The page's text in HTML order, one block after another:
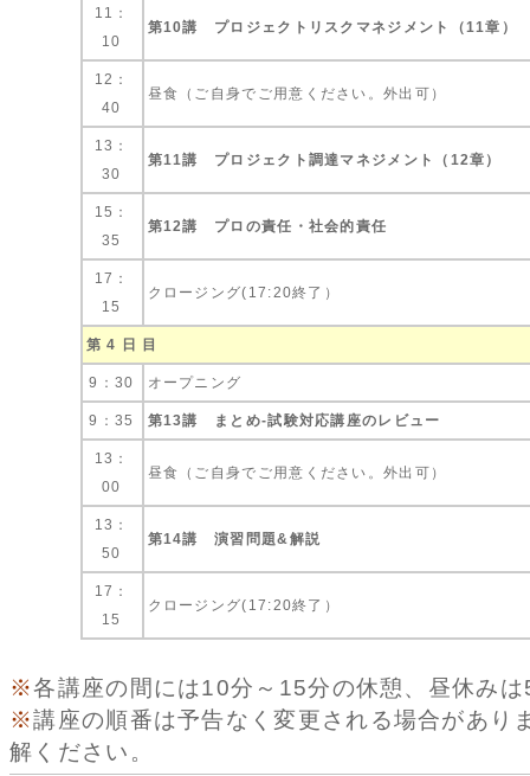
11：
10
第10講 プロジェクトリスクマネジメント（11章）
12：
40
昼食（ご自身でご用意ください。外出可）
13：
30
第11講 プロジェクト調達マネジメント（12章）
15：
35
第12講 プロの責任・社会的責任
17：
15
クロージング(17:20終了）
第 4 日 目
9：30 オープニング
9：35 第13講 まとめ-試験対応講座のレビュー
13：
00
昼食（ご自身でご用意ください。外出可）
13：
50
第14講 演習問題&解説
17：
15
クロージング(17:20終了）
※各講座の間には10分～15分の休憩、昼休み
※講座の順番は予告なく変更される場合があり
解ください。